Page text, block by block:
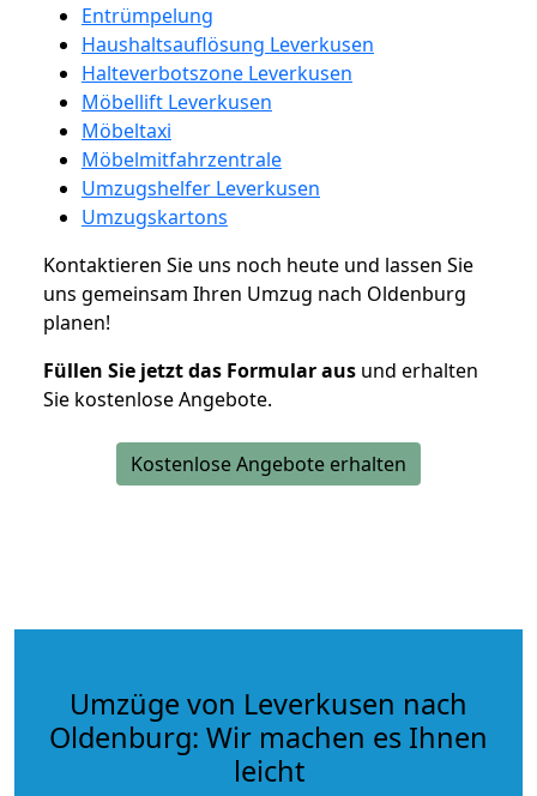
Entrümpelung
Haushaltsauflösung Leverkusen
Halteverbotszone Leverkusen
Möbellift Leverkusen
Möbeltaxi
Möbelmitfahrzentrale
Umzugshelfer Leverkusen
Umzugskartons
Kontaktieren Sie uns noch heute und lassen Sie
uns gemeinsam Ihren Umzug nach Oldenburg
planen!
Füllen Sie jetzt das Formular aus und erhalten
Sie kostenlose Angebote.
Kostenlose Angebote erhalten
Umzüge von Leverkusen nach
Oldenburg: Wir machen es Ihnen
leicht